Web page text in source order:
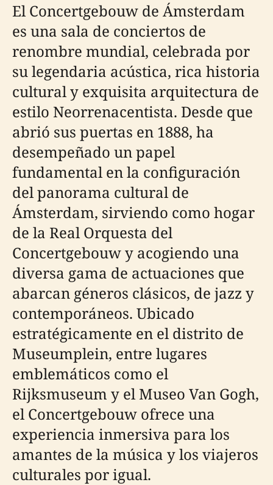
El Concertgebouw de Ámsterdam
es una sala de conciertos de
renombre mundial, celebrada por
su legendaria acústica, rica historia
cultural y exquisita arquitectura de
estilo Neorrenacentista. Desde que
abrió sus puertas en 1888, ha
desempeñado un papel
fundamental en la configuración
del panorama cultural de
Ámsterdam, sirviendo como hogar
de la Real Orquesta del
Concertgebouw y acogiendo una
diversa gama de actuaciones que
abarcan géneros clásicos, de jazz y
contemporáneos. Ubicado
estratégicamente en el distrito de
Museumplein, entre lugares
emblemáticos como el
Rijksmuseum y el Museo Van Gogh,
el Concertgebouw ofrece una
experiencia inmersiva para los
amantes de la música y los viajeros
culturales por igual.